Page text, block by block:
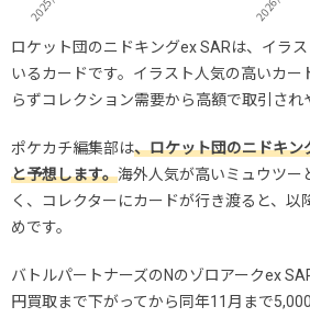
ロケット団のニドキングex SARは、イラ
いるカードです。イラスト人気の高いカー
らずコレクション需要から高額で取引され
ポケカチ編集部は、ロケット団のニドキン
と予想します。海外人気が高いミュウツー
く、コレクターにカードが行き渡ると、以
めです。
バトルパートナーズのNのゾロアークex
円買取まで下がってから同年11月まで